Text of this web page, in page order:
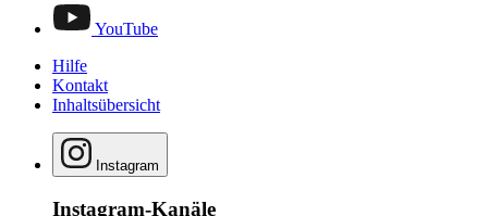
YouTube
Hilfe
Kontakt
Inhaltsübersicht
Instagram
Instagram-Kanäle